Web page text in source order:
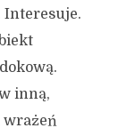
Interesuje.
inną,
wrażeń